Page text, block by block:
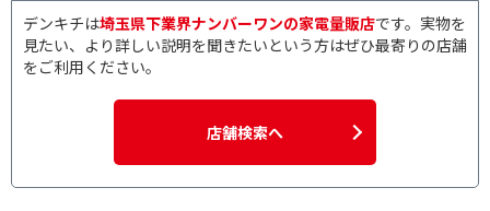
デンキチは埼玉県下業界ナンバーワンの家電量販店です。実物を
見たい、より詳しい説明を聞きたいという方はぜひ最寄りの店舗
をご利用ください。
店舗検索へ